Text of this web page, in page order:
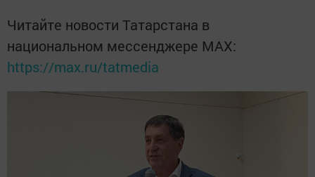
Читайте новости Татарстана в
национальном мессенджере MАХ:
https://max.ru/tatmedia